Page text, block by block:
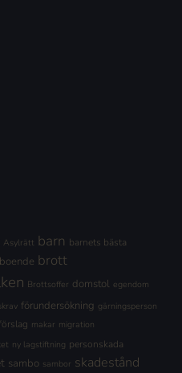
Asylrätt barn barnets bästa
boende brott
Brottsoffer domstol egendom
förundersökning gärningsperson
makar migration
ny lagstiftning personskada
sambo sambor skadestånd